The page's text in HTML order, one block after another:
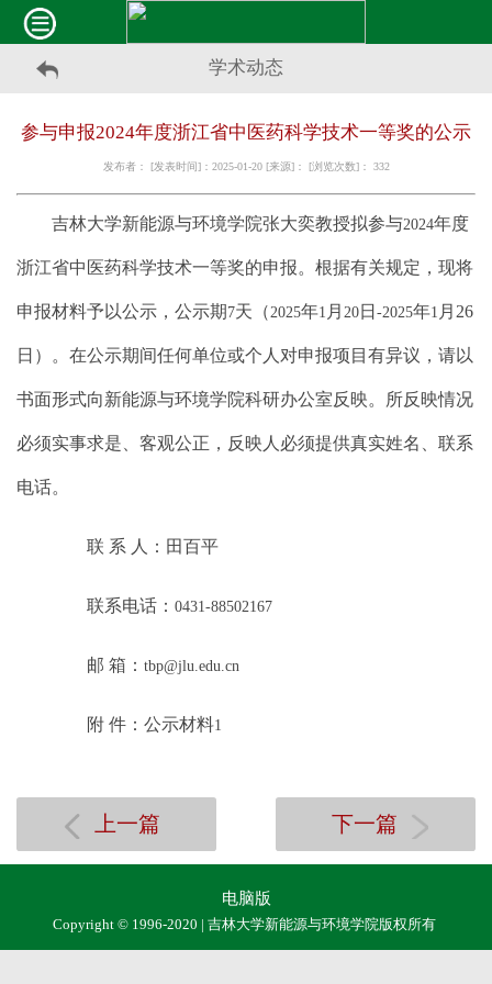
学术动态
参与申报2024年度浙江省中医药科学技术一等奖的公示
发布者： [发表时间]：2025-01-20 [来源]： [浏览次数]： 332
吉林大学新能源与环境学院张大奕教授拟参与2024年度
浙江省中医药科学技术一等奖的申报。根据有关规定，现将
申报材料予以公示，公示期 7天（2025年1 月 20 日 -2025年1 月26
日）。在公示期间任何单位或个人对申报项目有异议，请以
书面形式向新能源与环境学院科研办公室反映。所反映情况
必须实事求是、客观公正，反映人必须提供真实姓名、联系
电话。
联 系 人：田百平
联系电话： 0431-88502167
邮 箱： tbp@jlu.edu.cn
附 件：公示材料1
上一篇 下一篇
电脑版
Copyright © 1996-2020 | 吉林大学新能源与环境学院版权所有